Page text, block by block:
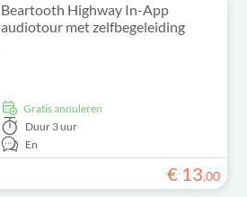
Beartooth Highway In-App
audiotour met zelfbegeleiding
Gratis annuleren
Duur 3 uur
En
€ 13,00